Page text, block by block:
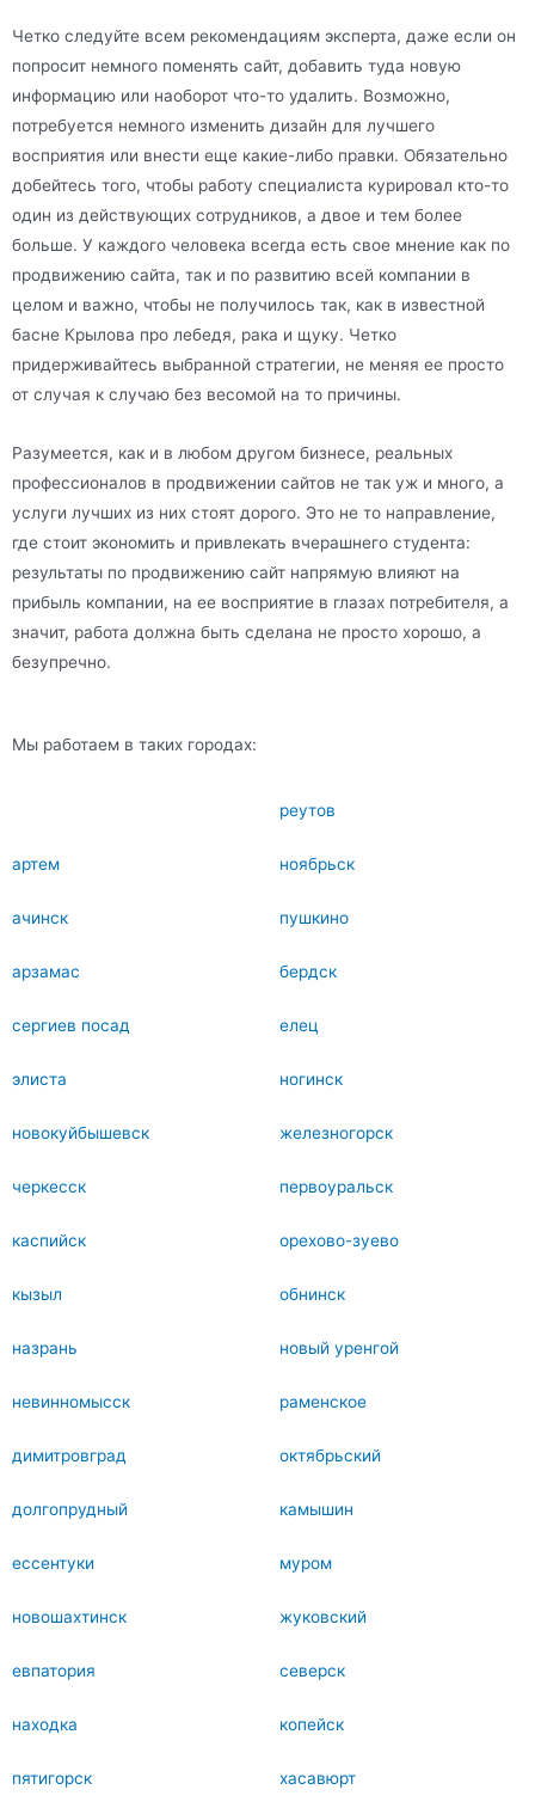
Четко следуйте всем рекомендациям эксперта, даже если он
попросит немного поменять сайт, добавить туда новую
информацию или наоборот что-то удалить. Возможно,
потребуется немного изменить дизайн для лучшего
восприятия или внести еще какие-либо правки. Обязательно
добейтесь того, чтобы работу специалиста курировал кто-то
один из действующих сотрудников, а двое и тем более
больше. У каждого человека всегда есть свое мнение как по
продвижению сайта, так и по развитию всей компании в
целом и важно, чтобы не получилось так, как в известной
басне Крылова про лебедя, рака и щуку. Четко
придерживайтесь выбранной стратегии, не меняя ее просто
от случая к случаю без весомой на то причины.
Разумеется, как и в любом другом бизнесе, реальных
профессионалов в продвижении сайтов не так уж и много, а
услуги лучших из них стоят дорого. Это не то направление,
где стоит экономить и привлекать вчерашнего студента:
результаты по продвижению сайт напрямую влияют на
прибыль компании, на ее восприятие в глазах потребителя, а
значит, работа должна быть сделана не просто хорошо, а
безупречно.
Мы работаем в таких городах:
реутов
артем ноябрьск
ачинск пушкино
арзамас бердск
сергиев посад елец
элиста ногинск
новокуйбышевск железногорск
черкесск первоуральск
каспийск орехово-зуево
кызыл обнинск
назрань новый уренгой
невинномысск раменское
димитровград октябрьский
долгопрудный камышин
ессентуки муром
новошахтинск жуковский
евпатория северск
находка копейск
пятигорск хасавюрт